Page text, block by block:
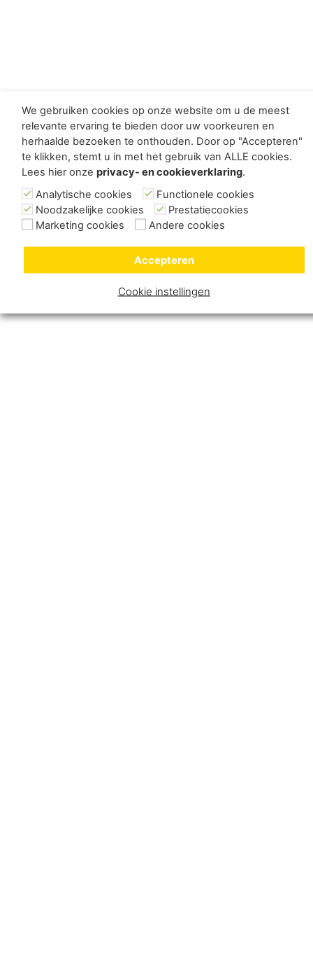
We gebruiken cookies op onze website om u de meest
relevante ervaring te bieden door uw voorkeuren en
herhaalde bezoeken te onthouden. Door op "Accepteren"
te klikken, stemt u in met het gebruik van ALLE cookies.
Lees hier onze privacy- en cookieverklaring.
Analytische cookies
Functionele cookies
Noodzakelijke cookies
Prestatiecookies
Marketing cookies
Andere cookies
Cookie instellingen
Accepteren